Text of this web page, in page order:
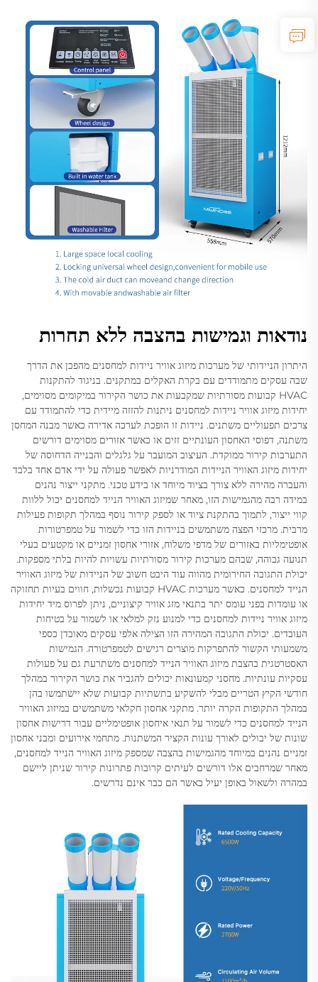
נודאות וגמישות בהצבה ללא תחרות
היתרון הניידותי של מערכות מיזוג אוויר ניידות למחסנים מהפכן את הדרך
שבה עסקים מתמודדים עם בקרת האקלים במתקנים. בניגוד להתקנות
HVAC קבועות מסורתיות שמקבעות את כושר הקירור במיקומים מסוימים,
יחידות מיזוג אוויר ניידות למחסנים ניתנות להזזה מיידית כדי להתמודד עם
צרכים תפעוליים משתנים. ניידות זו הופכת לערכה אדירה כאשר מבנה המחסן
משתנה, דפוסי האחסון העונתיים זזים או כאשר אזורים מסוימים דורשים
התערבות קירור ממוקדת. העיצוב המועבר על גלגלים והבנייה הדחוסה של
יחידות מיזוג האוויר הניידות המודרניות לאפשר פעולה על ידי אדם אחד בלבד
והעברה מהירה ללא צורך בציוד מיוחד או בידע טכני. מתקני ייצור נהנים
במידה רבה מהגמישות הזו, מאחר שמיזוג האוויר הנייד למחסנים יכול ללוות
קווי ייצור, לתמוך בהתקנת ציוד או לספק קירור נוסף במהלך תקופות פעילות
מרבית. מרכזי הפצה משתמשים בניידות הזו כדי לשמור על טמפרטורות
אופטימליות באזורים של מדפי משלוח, אזורי אחסון זמניים או מקטעים בעלי
תנועה גבוהה, שבהם מערכות קירור מסורתיות עשויות להיות בלתי מספקות.
יכולת התגובה החירומית מהווה עוד היבט חשוב של הניידות של מיזוג האוויר
הנייד למחסנים. כאשר מערכות HVAC קבועות נכשלות, חווים בעיות תחזוקה
או עומדות בפני עומס יתר בתנאי מזג אוויר קיצוניים, ניתן לפרוס מיד יחידות
מיזוג אוויר ניידות למחסנים כדי למנוע נזק למלאי או לשמור על בטיחות
העובדים. יכולת התגובה המהירה הזו הצילה אלפי עסקים מאובדן כספי
משמעותי הקשור להתפרקות מוצרים רגישים לטמפרטורה. הגמישות
האסטרטגית בהצבת מיזוג האוויר הנייד למחסנים משתרעת גם על פעולות
עסקיות עונתיות. מחסני קמעונאות יכולים להגביר את כושר הקירור במהלך
חודשי הקיץ הטריים מבלי להשקיע בתשתיות קבועות שלא יישתמשו בהן
במהלך התקופות הקרה יותר. מתקני אחסון חקלאי משתמשים במיזוג האוויר
הנייד למחסנים כדי לשמור על תנאי איחסון אופטימליים עבור דרישות אחסון
שונות של יבולים לאורך עונות הקציר המשתנות. מתחמי אירועים ומבני אחסון
זמניים נהנים במיוחד מהגמישות בהצבה שמספק מיזוג האוויר הנייד למחסנים,
מאחר שמרחבים אלו דורשים לעיתים קרובות פתרונות קירור שניתן ליישם
במהרה ולשאול באופן יעיל כאשר הם כבר אינם נדרשים.